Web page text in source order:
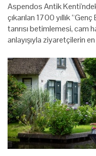
Aspendos Antik
çıkarılan 1700 yıllık
tanrısı betimlemesi, cam
anlayışıyla ziyaretçilerin